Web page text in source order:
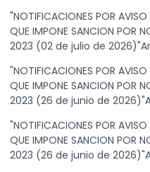
"NOTIFICACIONES POR
QUE IMPONE SANCION POR
2023 (02 de julio de
"NOTIFICACIONES POR
QUE IMPONE SANCION POR
2023 (26 de junio de
"NOTIFICACIONES POR
QUE IMPONE SANCION POR
2023 (26 de junio de